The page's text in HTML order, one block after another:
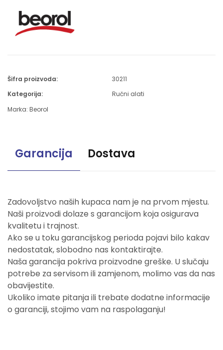
Šifra proizvoda:
30211
Kategorija:
Ručni alati
Marka: Beorol
Garancija Dostava
Zadovoljstvo naših kupaca nam je na prvom mjestu.
Naši proizvodi dolaze s garancijom koja osigurava
kvalitetu i trajnost.
Ako se u toku garancijskog perioda pojavi bilo kakav
nedostatak, slobodno nas kontaktirajte.
Naša garancija pokriva proizvodne greške. U slučaju
potrebe za servisom ili zamjenom, molimo vas da nas
obavijestite.
Ukoliko imate pitanja ili trebate dodatne informacije
o garanciji, stojimo vam na raspolaganju!